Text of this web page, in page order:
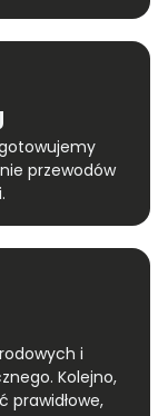
przewodów
i
Kolejno,
prawidłowe,